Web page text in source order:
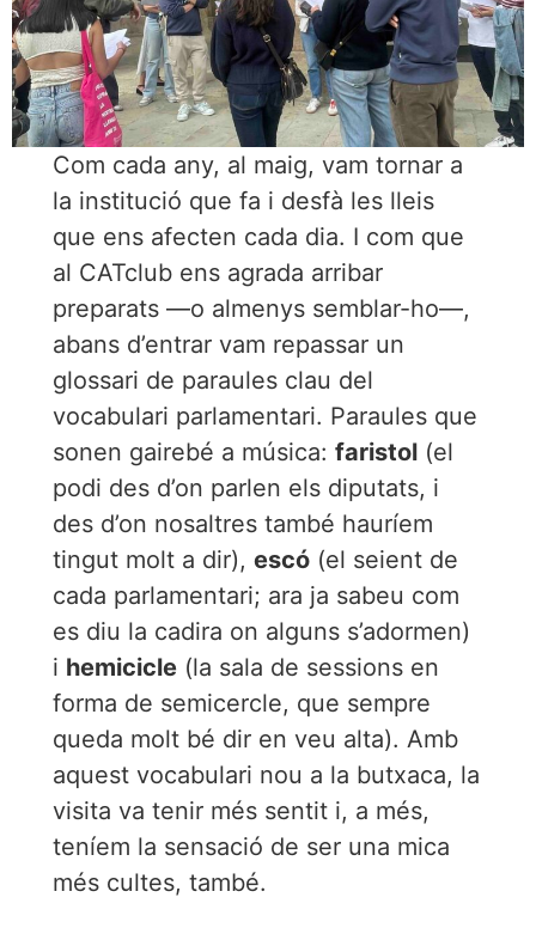
Com cada any, al maig, vam tornar a
la institució que fa i desfà les lleis
que ens afecten cada dia. I com que
al CATclub ens agrada arribar
preparats —o almenys semblar-ho—,
abans d’entrar vam repassar un
glossari de paraules clau del
vocabulari parlamentari. Paraules que
sonen gairebé a música:faristol (el
podi des d’on parlen els diputats, i
des d’on nosaltres també hauríem
tingut molt a dir),escó (el seient de
cada parlamentari; ara ja sabeu com
es diu la cadira on alguns s’adormen)
i hemicicle (la sala de sessions en
forma de semicercle, que sempre
queda molt bé dir en veu alta). Amb
aquest vocabulari nou a la butxaca, la
visita va tenir més sentit i, a més,
teníem la sensació de ser una mica
més cultes, també.